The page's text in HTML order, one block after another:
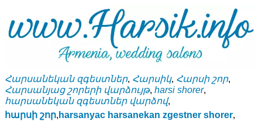
Հարսանեկան զգեստներ, Հարսիկ, Հարսի շոր,
Հարսանյաց շորերի վարձույթ, harsi shorer,
հարսանեկան զգեստներ վարձով,
հարսի շոր, harsanyac harsanekan zgestner shorer,